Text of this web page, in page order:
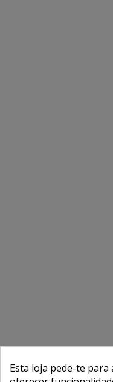
Esta loja pede-te para